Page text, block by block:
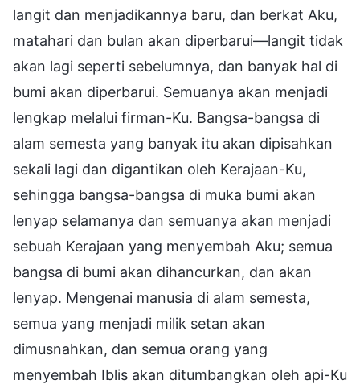
langit dan menjadikannya baru, dan berkat Aku,
matahari dan bulan akan diperbarui—langit tidak
akan lagi seperti sebelumnya, dan banyak hal di
bumi akan diperbarui. Semuanya akan menjadi
lengkap melalui firman-Ku. Bangsa-bangsa di
alam semesta yang banyak itu akan dipisahkan
sekali lagi dan digantikan oleh Kerajaan-Ku,
sehingga bangsa-bangsa di muka bumi akan
lenyap selamanya dan semuanya akan menjadi
sebuah Kerajaan yang menyembah Aku; semua
bangsa di bumi akan dihancurkan, dan akan
lenyap. Mengenai manusia di alam semesta,
semua yang menjadi milik setan akan
dimusnahkan, dan semua orang yang
menyembah Iblis akan ditumbangkan oleh api-Ku